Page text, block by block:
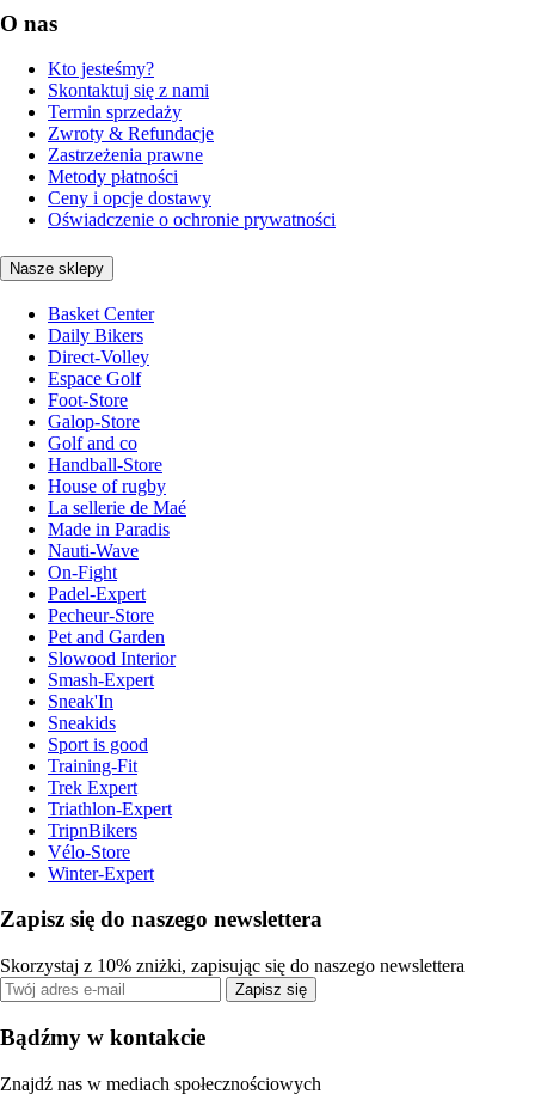
O nas
Kto jesteśmy?
Skontaktuj się z nami
Termin sprzedaży
Zwroty & Refundacje
Zastrzeżenia prawne
Metody płatności
Ceny i opcje dostawy
Oświadczenie o ochronie prywatności
Nasze sklepy
Basket Center
Daily Bikers
Direct-Volley
Espace Golf
Foot-Store
Galop-Store
Golf and co
Handball-Store
House of rugby
La sellerie de Maé
Made in Paradis
Nauti-Wave
On-Fight
Padel-Expert
Pecheur-Store
Pet and Garden
Slowood Interior
Smash-Expert
Sneak'In
Sneakids
Sport is good
Training-Fit
Trek Expert
Triathlon-Expert
TripnBikers
Vélo-Store
Winter-Expert
Zapisz się do naszego newslettera
Skorzystaj z 10% zniżki, zapisując się do naszego newslettera
Zapisz się
Bądźmy w kontakcie
Znajdź nas w mediach społecznościowych